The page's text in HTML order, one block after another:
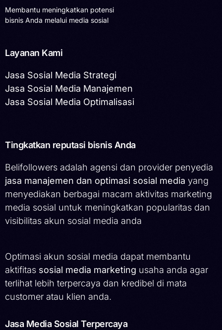
Membantu meningkatkan potensi
bisnis Anda melalui media sosial
Layanan Kami
Jasa Sosial Media Strategi
Jasa Sosial Media Manajemen
Jasa Sosial Media Optimalisasi
Tingkatkan reputasi bisnis Anda
Belifollowers adalah agensi dan provider penyedia
jasa manajemen dan optimasi sosial media yang
menyediakan berbagai macam aktivitas marketing
media sosial untuk meningkatkan popularitas dan
visibilitas akun sosial media anda
Optimasi akun sosial media dapat membantu
aktifitas sosial media marketing usaha anda agar
terlihat lebih terpercaya dan kredibel di mata
customer atau klien anda.
Jasa Media Sosial Terpercaya